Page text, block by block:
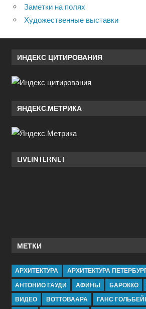
Заметки на полях
Художественные выставки
ИНДЕКС ЦИТИРОВАНИЯ
ЯНДЕКС.МЕТРИКА
LIVEINTERNET
МЕТКИ
АРХИТЕКТУРА
АРХИТЕКТУРА
АНТОНИО ГАУДИ
АФИНЫ БАРОККО
ВИДЕО
ВОТТОВААРА
ГАНС